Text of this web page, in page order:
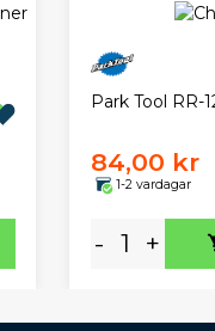
Park Tool RR-
84,00 kr
1-2 vardagar
- +